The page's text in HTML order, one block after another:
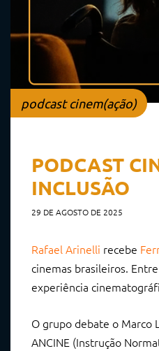
podcast cinem(ação)
PODCAST
INCLUSÃO
29 DE AGOSTO DE 2025
Rafael Arinelli recebe
cinemas brasileiros.
experiência
O grupo debate o Marco
ANCINE (Instrução